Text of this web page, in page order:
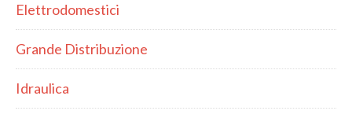
Elettrodomestici
Grande Distribuzione
Idraulica